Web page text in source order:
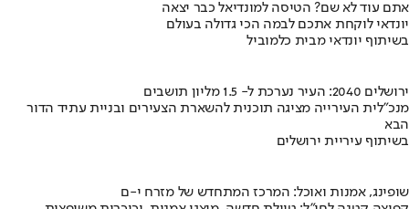
אתם עוד לא שם? הטיסה למונדיאל כבר יצאה
יונדאי לוקחת אתכם לבמה הכי גדולה בעולם
בשיתוף יונדאי מבית כלמוביל
ירושלים 2040: העיר נערכת ל- 1.5 מליון תושבים
מנכ"לית העירייה מציגה תוכנית להשארת הצעירים ובניית עתיד הדור
הבא
בשיתוף עיריית ירושלים
שופינג, אמנות ואוכל: המרכז המתחדש של מזרח י-ם